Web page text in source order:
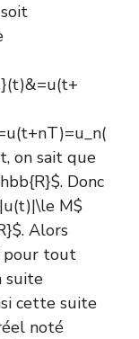
on sait que
Donc
M$
Alors
pour tout
suite
cette suite
noté